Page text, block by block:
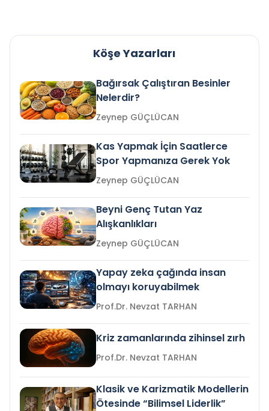
Köşe Yazarları
Bağırsak Çalıştıran Besinler
Nelerdir?
Zeynep GÜÇLÜCAN
Kas Yapmak İçin Saatlerce
Spor Yapmanıza Gerek Yok
Zeynep GÜÇLÜCAN
Beyni Genç Tutan Yaz
Alışkanlıkları
Zeynep GÜÇLÜCAN
Yapay zeka çağında insan
olmayı koruyabilmek
Prof.Dr. Nevzat TARHAN
Kriz zamanlarında zihinsel zırh
Prof.Dr. Nevzat TARHAN
Klasik ve Karizmatik Modellerin
Ötesinde “Bilimsel Liderlik”